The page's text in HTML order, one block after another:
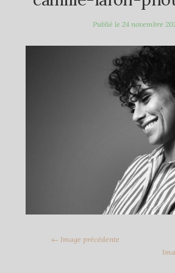
Publié le 24 novembre
← Image précédente